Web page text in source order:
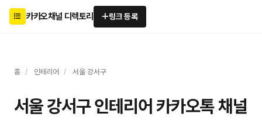
카카오채널 디렉토리 링크 등록
홈 / 인테리어 / 서울 강서구
서울 강서구 인테리어 카카오톡 채널